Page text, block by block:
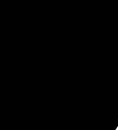
за отличное сотрудничество!